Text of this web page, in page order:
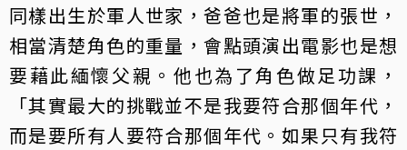
同樣出生於軍人世家，爸爸也是將軍的張世，
相當清楚角色的重量，會點頭演出電影也是想
要藉此緬懷父親。他也為了角色做足功課，
「其實最大的挑戰並不是我要符合那個年代，
而是要所有人要符合那個年代。如果只有我符